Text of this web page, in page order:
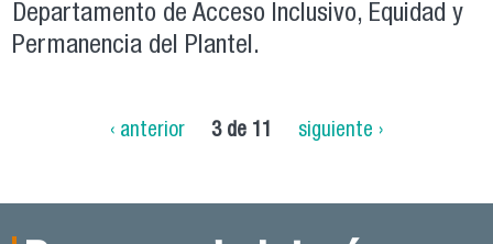
Departamento de Acceso Inclusivo, Equidad y
Permanencia del Plantel.
‹ anterior 3 de 11 siguiente ›